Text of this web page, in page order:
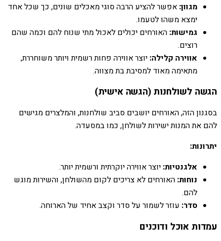
מגוון: אפשר להציע הרבה סוגי מאכלים שונים, כך שכל אחד
ימצא משהו לטעמו.
גמישות: האורחים יכולים לאכול מתי שנוח להם וכמה שהם
רוצים.
אווירה קלילה: יוצר אווירה פחות רשמית ויותר משוחררת,
מתאימה מאוד למסיבת בת מצווה.
הגשה לשולחנות (הגשה אישית)
בסגנון הזה, האורחים יושבים סביב שולחנות, והמלצרים מגישים
להם את המנות ישירות לשולחן, כמו במסעדה.
יתרונות:
אלגנטיות: יוצר אווירה יוקרתית ורשמית יותר.
נוחות: האורחים לא צריכים לקום מהשולחן, והשירות מוגש
להם.
סדר: עוזר לשמור על סדר וקצב אחיד של הארוחה.
עמדות אוכל ודוכנים